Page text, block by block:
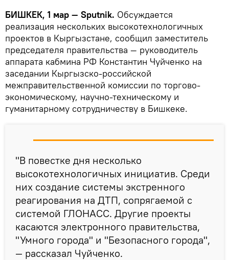
БИШКЕК, 1 мар — Sputnik. Обсуждается
реализация нескольких высокотехнологичных
проектов в Кыргызстане, сообщил заместитель
председателя правительства — руководитель
аппарата кабмина РФ Константин Чуйченко на
заседании Кыргызско-российской
межправительственной комиссии по торгово-
экономическому, научно-техническому и
гуманитарному сотрудничеству в Бишкеке.
"В повестке дня несколько
высокотехнологичных инициатив. Среди
них создание системы экстренного
реагирования на ДТП, сопрягаемой с
системой ГЛОНАСС. Другие проекты
касаются электронного правительства,
"Умного города" и "Безопасного города",
— рассказал Чуйченко.